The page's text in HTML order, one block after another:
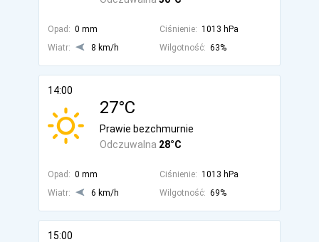
Opad: 0 mm Ciśnienie: 1013 hPa
Wiatr:
8 km/h Wilgotność: 63%
14:00
27°C
Odczuwalna 28°C
Prawie bezchmurnie
Opad: 0 mm Ciśnienie: 1013 hPa
Wiatr:
6 km/h Wilgotność: 69%
15:00